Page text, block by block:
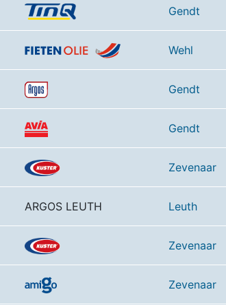
Gendt
Wehl
Gendt
Gendt
Zevenaar
ARGOS LEUTH Leuth
Zevenaar
Zevenaar